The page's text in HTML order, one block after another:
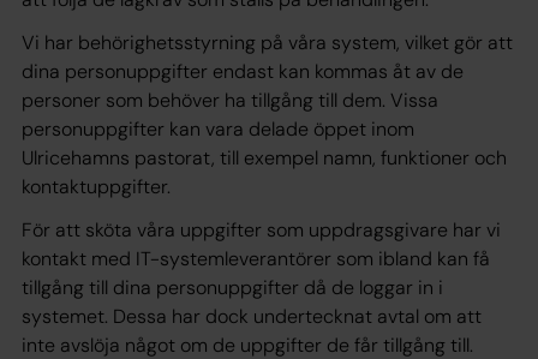
Vi har behörighetsstyrning på våra system, vilket gör att
dina personuppgifter endast kan kommas åt av de
personer som behöver ha tillgång till dem. Vissa
personuppgifter kan vara delade öppet inom
Ulricehamns pastorat, till exempel namn, funktioner och
kontaktuppgifter.
För att sköta våra uppgifter som uppdragsgivare har vi
kontakt med IT-systemleverantörer som ibland kan få
tillgång till dina personuppgifter då de loggar in i
systemet. Dessa har dock undertecknat avtal om att
inte avslöja något om de uppgifter de får tillgång till.